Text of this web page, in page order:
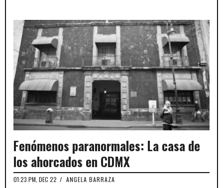
Fenómenos paranormales: La casa de
los ahorcados en CDMX
01:23 PM, DEC 22 / ANGELA BARRAZA